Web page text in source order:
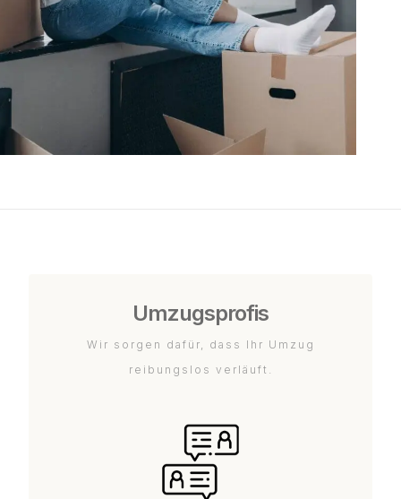
Umzugsprofis
Wir sorgen dafür, dass Ihr Umzug
reibungslos verläuft.